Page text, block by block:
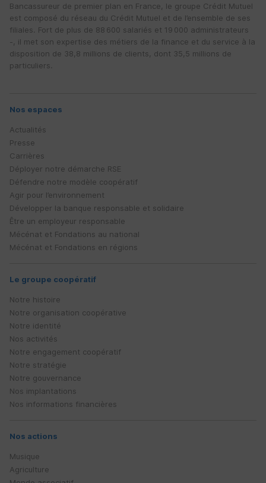
Bancassureur de premier plan en France, le groupe Crédit Mutuel
est composé du réseau du Crédit Mutuel et de l’ensemble de ses
filiales. Fort de plus de 88 600 salariés et 19 000 administrateurs
-, il met son expertise des métiers de la finance et du service à la
disposition de 38,8 millions de clients, dont 35,5 millions de
particuliers.
Nos espaces
Actualités
Presse
Carrières
Déployer notre démarche RSE
Défendre notre modèle coopératif
Agir pour l’environnement
Développer la banque responsable et solidaire
Être un employeur responsable
Mécénat et Fondations au national
Mécénat et Fondations en régions
Le groupe coopératif
Notre histoire
Notre organisation coopérative
Notre identité
Nos activités
Notre engagement coopératif
Notre stratégie
Notre gouvernance
Nos implantations
Nos informations financières
Nos actions
Musique
Agriculture